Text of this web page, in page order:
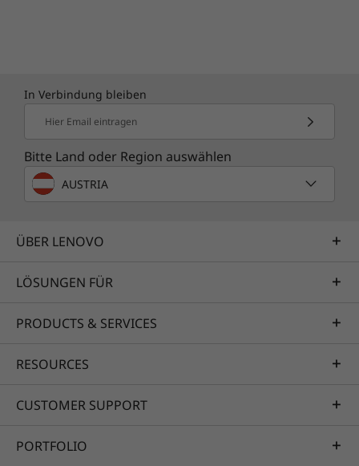
In Verbindung bleiben
Hier Email eintragen
Bitte Land oder Region auswählen
AUSTRIA
ÜBER LENOVO
LÖSUNGEN FÜR
PRODUCTS & SERVICES
RESOURCES
CUSTOMER SUPPORT
PORTFOLIO